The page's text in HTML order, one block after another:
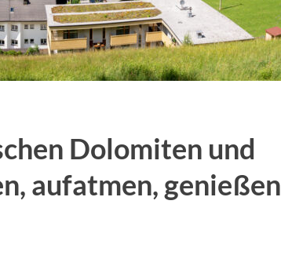
Dolomiten und
aufatmen, genießen